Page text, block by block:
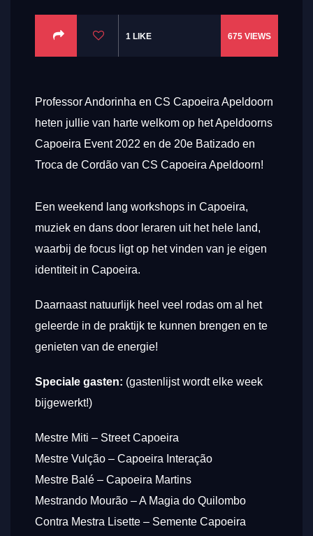
1 LIKE 675 VIEWS
Professor Andorinha en CS Capoeira Apeldoorn
heten jullie van harte welkom op het Apeldoorns
Capoeira Event 2022 en de 20e Batizado en
Troca de Cordão van CS Capoeira Apeldoorn!
Een weekend lang workshops in Capoeira,
muziek en dans door leraren uit het hele land,
waarbij de focus ligt op het vinden van je eigen
identiteit in Capoeira.
Daarnaast natuurlijk heel veel rodas om al het
geleerde in de praktijk te kunnen brengen en te
genieten van de energie!
Speciale gasten: (gastenlijst wordt elke week
bijgewerkt!)
Mestre Miti – Street Capoeira
Mestre Vulção – Capoeira Interação
Mestre Balé – Capoeira Martins
Mestrando Mourão – A Magia do Quilombo
Contra Mestra Lisette – Semente Capoeira